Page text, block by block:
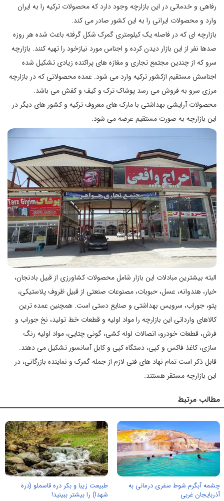
رفاهی و خدماتی در این بازارچه وجود دارد که محصولات ترکیه را به ایران
وارد و محصولات ایرانی را به این کشور صادر می کند.
بازارچه ای که در فاصله یک کیلومتری گمرک شکل گرفته باعث شده هر روزه
صدها نفر از این بازار دیدن کرده و اجناس مورد نیازخود را تهیه کنند. بازارچه
سرو که از چندین مجتمع تجاری و مغازه های پراکنده زیادی تشکیل شده
اجناسش مستقیم ازکشور ترکیه وارد می شود. عمده محصولاتی که در بازارچه
مرزی سرو به فروش می رسد پوشاک ترک و کیف و کفش می باشد.
محصولات آرایشی بهداشتی با مارک های معروف ترکیه و کشور های دیگر در
این بازارچه به صورت مستقیم عرضه می شود.
البته بیشترین مبادلات این بازار شامل محصولات کشاورزی از قبیل بادنجان،
خیار، هندوانه، عسل، حبوبات، مصنوعات صنعتی از قبیل ظروف پلاستیکی،
پتو، جوراب، سرویس بهداشتی و صنایع دستی است. همچنین عمده ترین
کالاهای وارداتی این بازارچه را مواد اولیه و قطعات خط تولید، نخ جوراب و
فرش، قطعات خودرو، اتصالات لوله کشی، گونی چتایی، مواد اولیه رنگ
سازی، کاغذ فاکس و کپی، دستگاه کپی و کابل آسانسور تشکیل می دهند.
قابل ذکر است تمام نهاد های فنی لازم از جمله گمرک و نماینده بازرگانی، در
این بازارچه مستقر هستند.
مطالب مرتبط
چشمه آبگرم شوط سفری درمانی به
آذربایجان غربی
طبیعت زیبا و بکر دره قاسملو (دره
شهدا) را بیشتر ببینید!